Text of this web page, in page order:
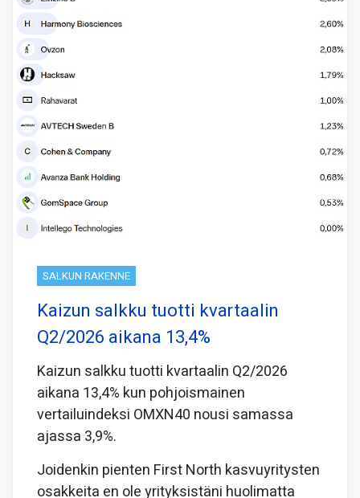
SALKUN RAKENNE
Kaizun salkku tuotti kvartaalin
Q2/2026 aikana 13,4%
Kaizun salkku tuotti kvartaalin Q2/2026
aikana 13,4% kun pohjoismainen
vertailuindeksi OMXN40 nousi samassa
ajassa 3,9%.
Joidenkin pienten First North kasvuyritysten
osakkeita en ole yrityksistäni huolimatta